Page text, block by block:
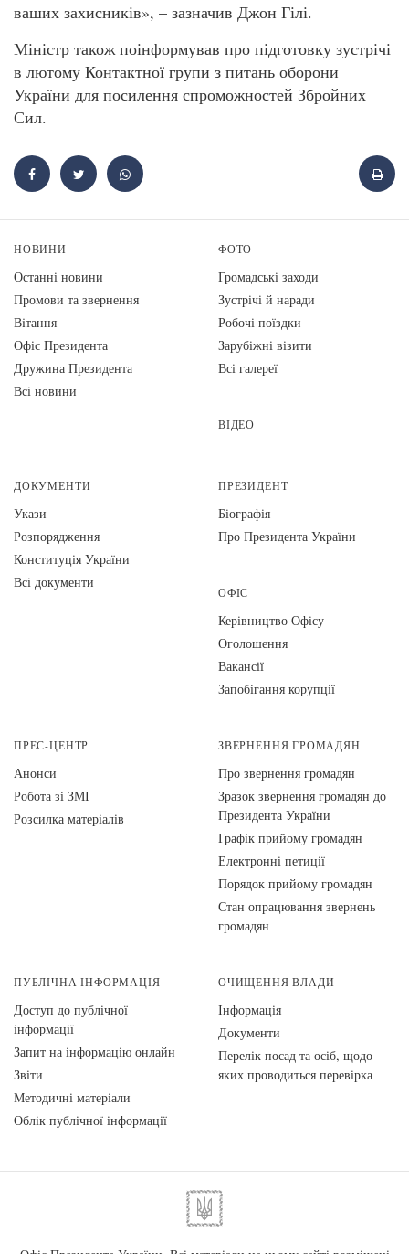
ваших захисників», – зазначив Джон Гілі.
Міністр також поінформував про підготовку зустрічі
в лютому Контактної групи з питань оборони
України для посилення спроможностей Збройних
Сил.
НОВИНИ
Останні новини
Промови та звернення
Вiтання
Офіс Президента
Дружина Президента
Всі новини
ФОТО
Громадські заходи
Зустрічі й наради
Робочі поїздки
Зарубіжні візити
Всі галереї
ВІДЕО
ДОКУМЕНТИ
Укази
Розпорядження
Конституція України
Всі документи
ПРЕЗИДЕНТ
Біографія
Про Президента України
ОФІС
Керівництво Офісу
Оголошення
Вакансії
Запобігання корупції
ПРЕС-ЦЕНТР
Анонси
Робота зі ЗМІ
Розсилка матеріалів
ЗВЕРНЕННЯ ГРОМАДЯН
Про звернення громадян
Зразок звернення громадян до
Президента України
Графік прийому громадян
Електронні петиції
Порядок прийому громадян
Стан опрацювання звернень
громадян
ПУБЛІЧНА ІНФОРМАЦІЯ
Доступ до публічної
інформації
Запит на інформацію онлайн
Звіти
Методичні матеріали
Облік публічної інформації
ОЧИЩЕННЯ ВЛАДИ
Інформація
Документи
Перелік посад та осіб, щодо
яких проводиться перевірка